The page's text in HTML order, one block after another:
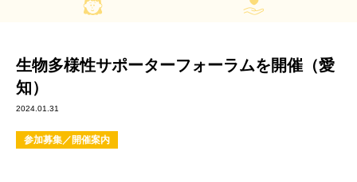
生物多様性サポーターフォーラムを開催（愛
知）
2024.01.31
参加募集／開催案内